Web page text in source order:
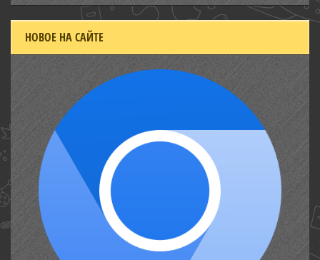
НОВОЕ НА САЙТЕ